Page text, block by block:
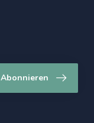
Abonnieren